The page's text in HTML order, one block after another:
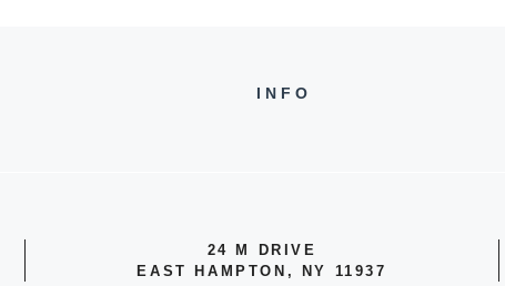
INFO
24 M DRIVE
EAST HAMPTON, NY 11937